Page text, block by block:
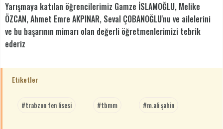
Yarışmaya katılan öğrencilerimiz Gamze İSLAMOĞLU, Melike
ÖZCAN, Ahmet Emre AKPINAR, Seval ÇOBANOĞLU'nu ve ailelerini
ve bu başarının mimarı olan değerli öğretmenlerimizi tebrik
ederiz
Etiketler
#trabzon fen lisesi #tbmm #m.ali şahin